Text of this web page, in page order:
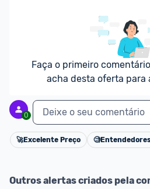
Faça o primeiro
acha desta oferta para
0 Deixe o seu comentário
🚀Excelente Preço 🧐
Outros alertas criados pela